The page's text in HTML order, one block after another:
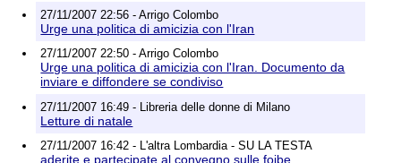
27/11/2007 22:56 - Arrigo Colombo
Urge una politica di amicizia con l'Iran
27/11/2007 22:50 - Arrigo Colombo
Urge una politica di amicizia con l'Iran. Documento da
inviare e diffondere se condiviso
27/11/2007 16:49 - Libreria delle donne di Milano
Letture di natale
27/11/2007 16:42 - L'altra Lombardia - SU LA TESTA
aderite e partecipate al convegno sulle foibe